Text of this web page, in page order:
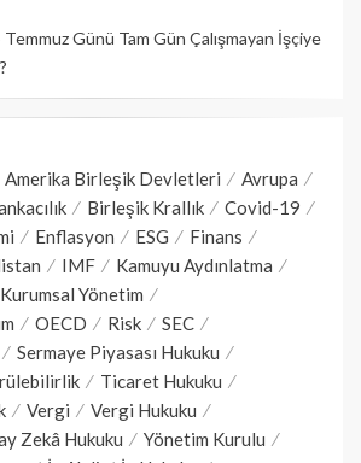
Günü Tam Gün Çalışmayan İşçiye
Amerika Birleşik Devletleri
Avrupa
Birleşik Krallık
Covid-19
Enflasyon ESG
Finans
IMF
Kamuyu Aydınlatma
Kurumsal Yönetim
OECD Risk
SEC
Sermaye Piyasası Hukuku
Ticaret Hukuku
Vergi
Vergi Hukuku
Zekâ Hukuku
Yönetim Kurulu